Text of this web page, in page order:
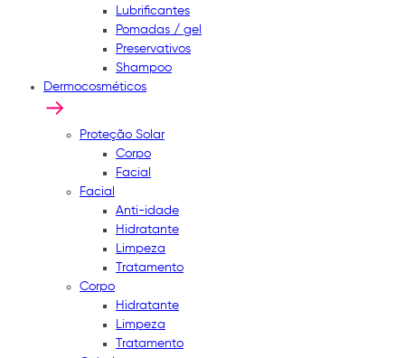
Lubrificantes
Pomadas / gel
Preservativos
Shampoo
Dermocosméticos
Proteção Solar
Corpo
Facial
Facial
Anti-idade
Hidratante
Limpeza
Tratamento
Corpo
Hidratante
Limpeza
Tratamento